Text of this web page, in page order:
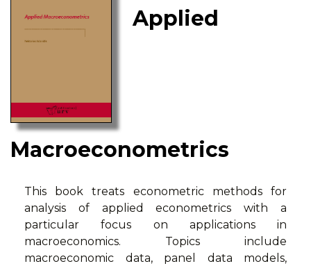
Applied
Macroeconometrics
This book treats econometric methods for
analysis of applied econometrics with a
particular focus on applications in
macroeconomics. Topics include
macroeconomic data, panel data models,